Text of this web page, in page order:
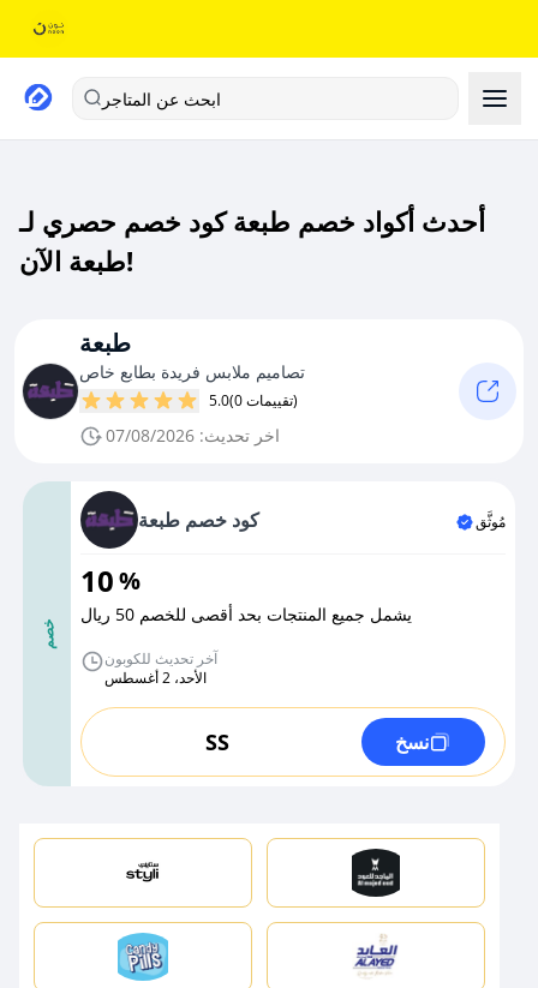
ابحث عن المتاجر
أحدث أكواد خصم طبعة كود خصم حصري لـ
طبعة الآن!
طبعة
تصاميم ملابس فريدة بطابع خاص
5.0 (0 تقييمات)
اخر تحديث: 07/08/2026
خصم
كود خصم طبعة مُوثَّق
10%
يشمل جميع المنتجات بحد أقصى للخصم 50 ريال
آخر تحديث للكوبون
الأحد، 2 أغسطس
SS نسخ